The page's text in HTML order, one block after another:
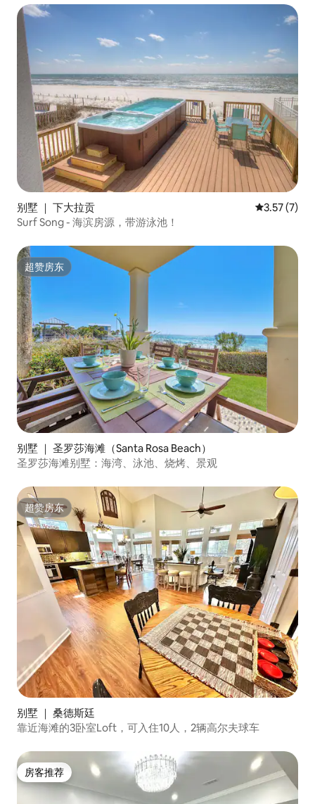
别墅 ｜ 下大拉贡 平均评分
3.57 (7)
Surf Song - 海滨房源，带游泳池！
超赞房东
超赞房东
别墅 ｜ 圣罗莎海滩（Santa Rosa Beach）
圣罗莎海滩别墅：海湾、泳池、烧烤、景观
超赞房东
超赞房东
别墅 ｜ 桑德斯廷
靠近海滩的3卧室Loft，可入住10人，2辆高尔夫球车
房客推荐
房客推荐